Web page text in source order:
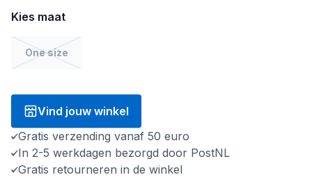
Kies maat
One size
Vind jouw winkel
Gratis verzending vanaf 50 euro
In 2-5 werkdagen bezorgd door PostNL
Gratis retourneren in de winkel